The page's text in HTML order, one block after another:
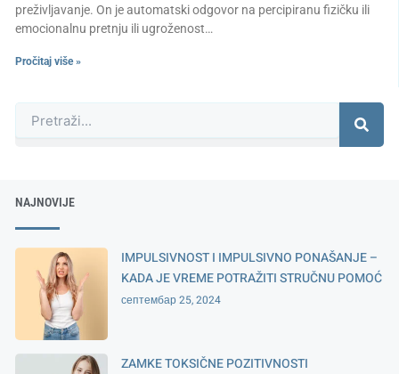
preživljavanje. On je automatski odgovor na percipiranu fizičku ili
emocionalnu pretnju ili ugroženost…
Pročitaj više »
NAJNOVIJE
IMPULSIVNOST I IMPULSIVNO PONAŠANJE –
KADA JE VREME POTRAŽITI STRUČNU POMOĆ
септембар 25, 2024
ZAMKE TOKSIČNE POZITIVNOSTI